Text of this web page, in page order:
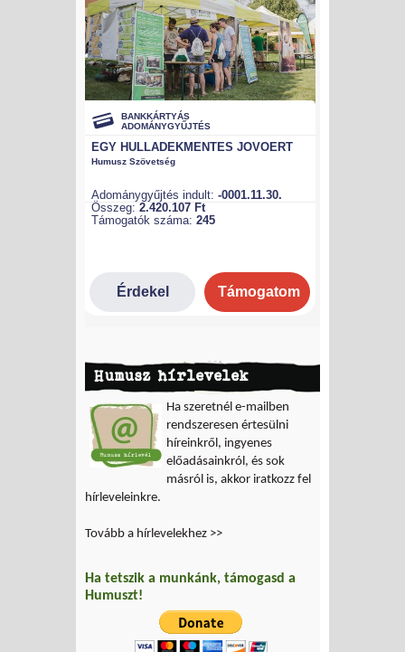
Humusz hírlevelek
Ha szeretnél e-mailben
rendszeresen értesülni
híreinkről, ingyenes
előadásainkról, és sok
másról is, akkor iratkozz fel
hírleveleinkre.
Tovább a hírlevelekhez >>
Ha tetszik a munkánk, támogasd a
Humuszt!